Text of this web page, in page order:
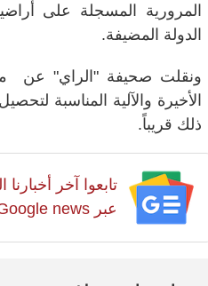
المرورية المسجلة على
الدولة المضيفة.
ونقلت صحيفة "الراي" عن
الأخيرة والآلية المناسبة
ذلك قريباً.
تابعوا آخر
عبر Google news